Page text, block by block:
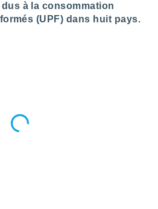
à la consommation
(UPF) dans huit pays.